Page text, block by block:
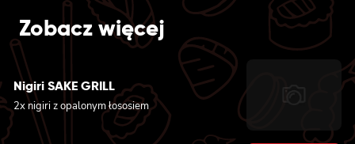
Zobacz więcej
Nigiri SAKE GRILL
2x nigiri z opalonym łososiem